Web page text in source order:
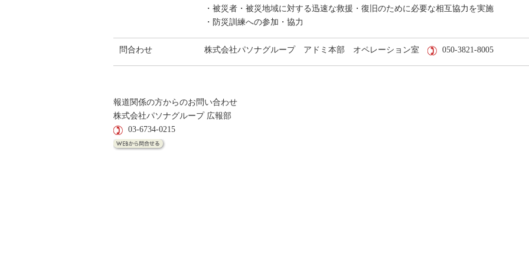
・被災者・被災地域に対する迅速な救援・復旧のために必要な相互協力を実施
・防災訓練への参加・協力
問合わせ 株式会社パソナグループ アドミ本部 オペレーション室 050-3821-8005
報道関係の方からのお問い合わせ
株式会社パソナグループ 広報部
03-6734-0215